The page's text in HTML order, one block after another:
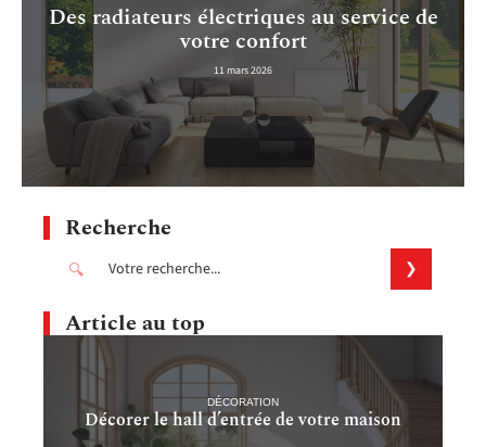
Des radiateurs électriques au service de
votre confort
11 mars 2026
Recherche
Article au top
DÉCORATION
Décorer le hall d’entrée de votre maison